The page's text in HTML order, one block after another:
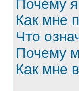
Почему
Как мне
Что
Почему
Как мне